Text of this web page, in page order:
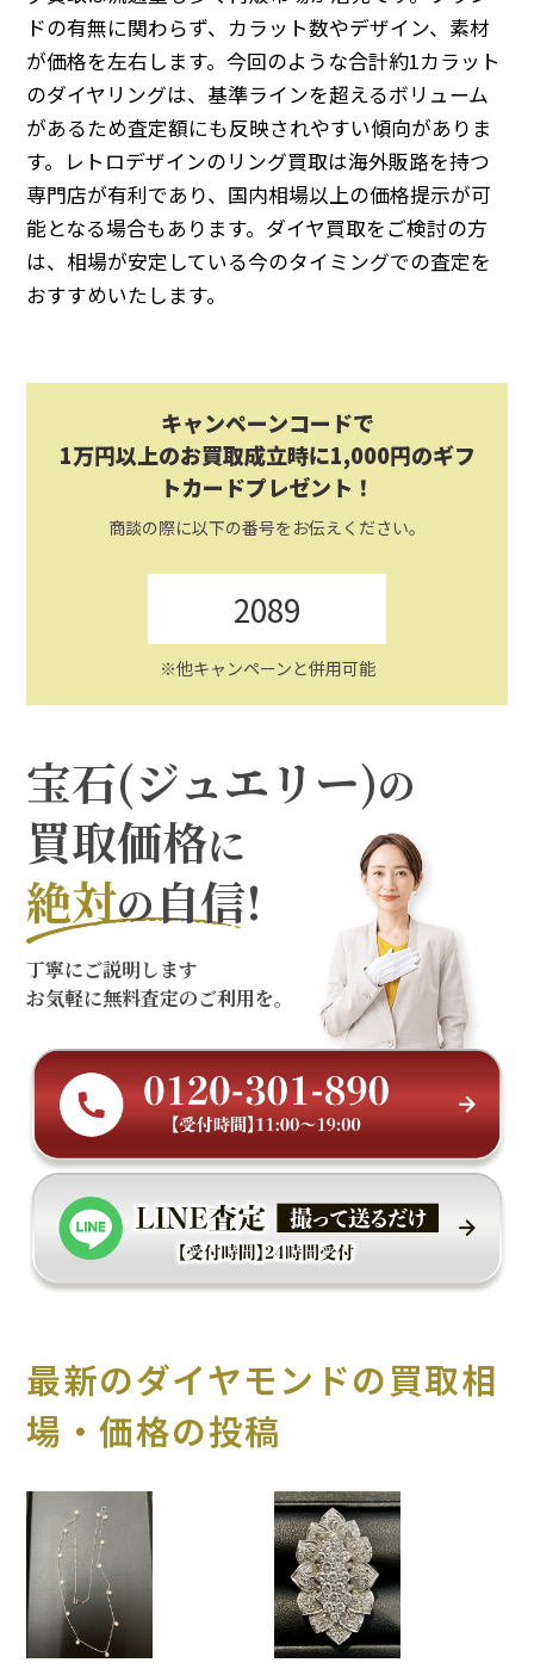
ドの有無に関わらず、カラット数やデザイン、素材
が価格を左右します。今回のような合計約1カラット
のダイヤリングは、基準ラインを超えるボリューム
があるため査定額にも反映されやすい傾向がありま
す。レトロデザインのリング買取は海外販路を持つ
専門店が有利であり、国内相場以上の価格提示が可
能となる場合もあります。ダイヤ買取をご検討の方
は、相場が安定している今のタイミングでの査定を
おすすめいたします。
キャンペーンコードで
1万円以上のお買取成立時に1,000円のギフ
トカードプレゼント！
商談の際に以下の番号をお伝えください。
2089
※他キャンペーンと併用可能
宝石(ジュエリー)の
買取価格に
絶対の自信!
丁寧にご説明します
お気軽に無料査定のご利用を。
最新のダイヤモンドの買取相
場・価格の投稿